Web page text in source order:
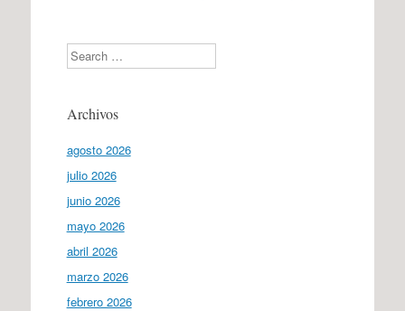
Search
Archivos
agosto 2026
julio 2026
junio 2026
mayo 2026
abril 2026
marzo 2026
febrero 2026